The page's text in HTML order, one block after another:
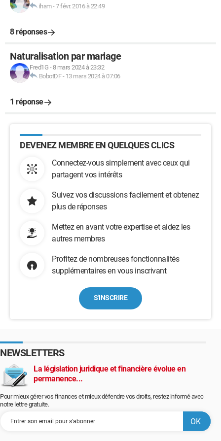
iham-7 févr. 2016 à 22:49
8 réponses
Naturalisation par mariage
Fred1G -8 mars 2024 à 23:32
BobotDF- 13 mars 2024 à 07:06
1 réponse
DEVENEZ MEMBRE EN QUELQUES CLICS
Connectez-vous simplement avec ceux qui
partagent vos intérêts
Suivez vos discussions facilement et obtenez
plus de réponses
Mettez en avant votre expertise et aidez les
autres membres
Profitez de nombreuses fonctionnalités
supplémentaires en vous inscrivant
S'INSCRIRE
NEWSLETTERS
La législation juridique et financière évolue en
permanence...
Pour mieux gérer vos finances et mieux défendre vos droits, restez informé avec
notre lettre gratuite.